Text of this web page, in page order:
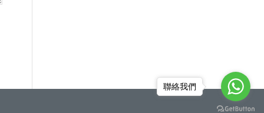
聯絡我們